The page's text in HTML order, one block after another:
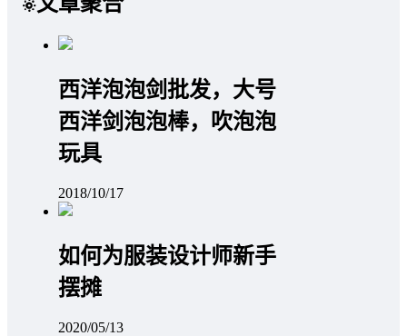
西洋泡泡剑批发，大号
西洋剑泡泡棒，吹泡泡
玩具
2018/10/17
如何为服装设计师新手
摆摊
2020/05/13